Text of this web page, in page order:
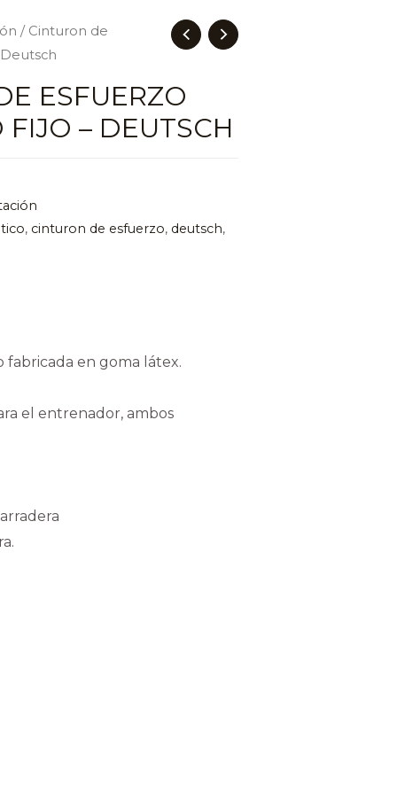
/ Cinturon de
ESFUERZO
– DEUTSCH
, cinturon de esfuerzo, deutsch,
en goma látex.
el entrenador, ambos